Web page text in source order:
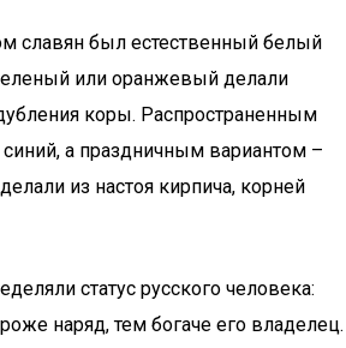
славян был естественный белый
или оранжевый делали
коры. Распространенным
а праздничным вариантом –
из настоя кирпича, корней
статус русского человека:
наряд, тем богаче его владелец.